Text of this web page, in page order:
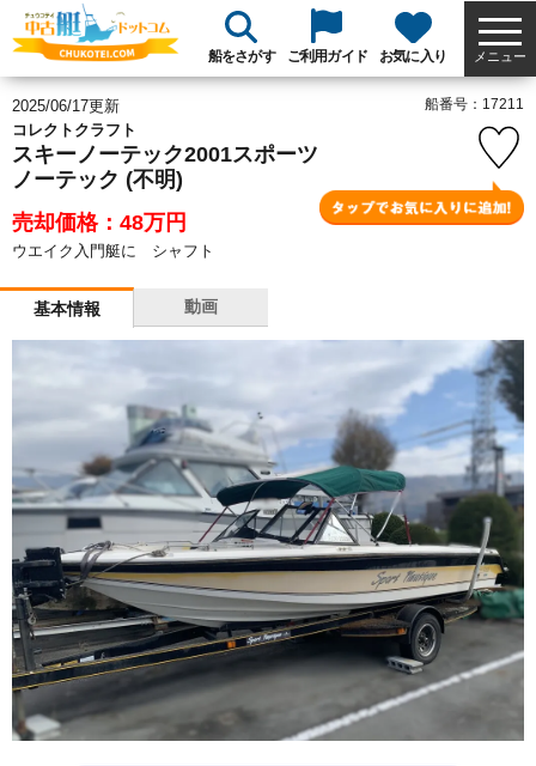
船をさがす ご利用ガイド お気に入り メニュー
2025/06/17更新
コレクトクラフト
スキーノーテック2001スポーツ
ノーテック (不明)
売却価格：48万円
ウエイク入門艇に シャフト
船番号：17211
基本情報 動画